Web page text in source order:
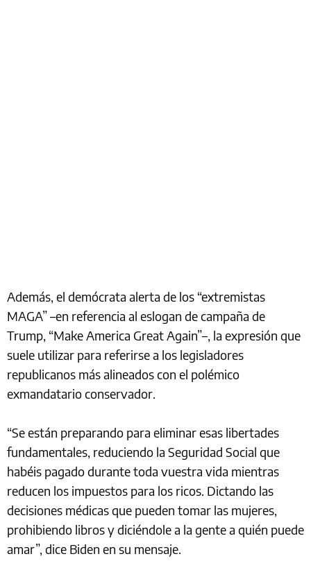
Además, el demócrata alerta de los “extremistas
MAGA” –en referencia al eslogan de campaña de
Trump, “Make America Great Again”–, la expresión que
suele utilizar para referirse a los legisladores
republicanos más alineados con el polémico
exmandatario conservador.
“Se están preparando para eliminar esas libertades
fundamentales, reduciendo la Seguridad Social que
habéis pagado durante toda vuestra vida mientras
reducen los impuestos para los ricos. Dictando las
decisiones médicas que pueden tomar las mujeres,
prohibiendo libros y diciéndole a la gente a quién puede
amar”, dice Biden en su mensaje.